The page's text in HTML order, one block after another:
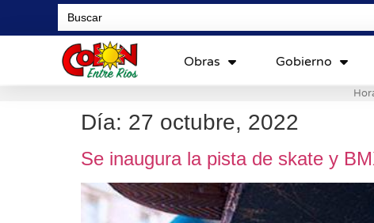
Search
for:
Obras Gobierno
Día: 27 octubre, 2022
Se inaugura la pista de skate y